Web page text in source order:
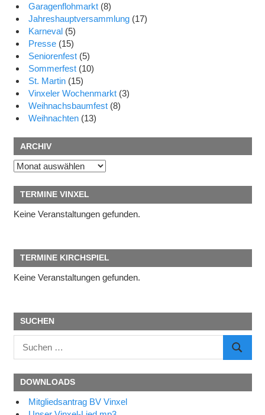
Garagenflohmarkt (8)
Jahreshauptversammlung (17)
Karneval (5)
Presse (15)
Seniorenfest (5)
Sommerfest (10)
St. Martin (15)
Vinxeler Wochenmarkt (3)
Weihnachsbaumfest (8)
Weihnachten (13)
ARCHIV
Archiv
TERMINE VINXEL
Keine Veranstaltungen gefunden.
TERMINE KIRCHSPIEL
Keine Veranstaltungen gefunden.
SUCHEN
nach:
DOWNLOADS
Mitgliedsantrag BV Vinxel